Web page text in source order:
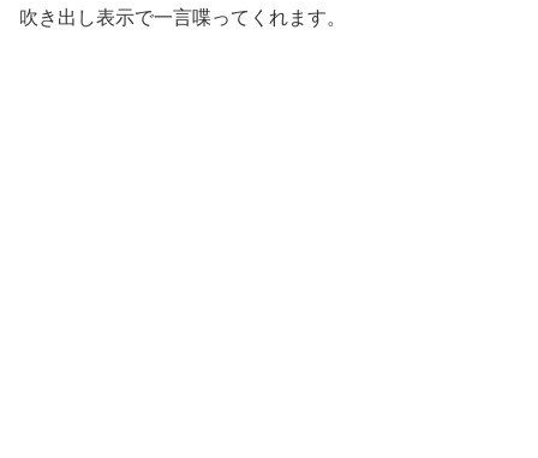
吹き出し表示で一言喋ってくれます。